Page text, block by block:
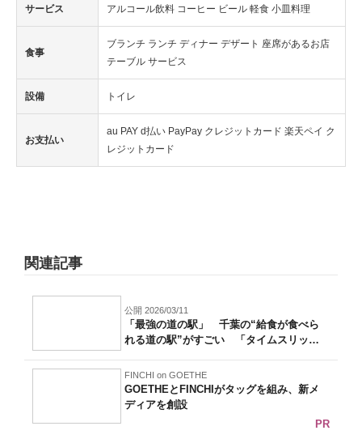
サービス アルコール飲料 コーヒー ビール 軽食 小皿料理
食事
ブランチ ランチ ディナー デザート 座席があるお店
テーブル サービス
設備 トイレ
お支払い
au PAY d払い PayPay クレジットカード 楽天ペイ ク
レジットカード
関連記事
公開 2026/03/11
「最強の道の駅」 千葉の“給食が食べら
れる道の駅”がすごい 「タイムスリップ
FINCHI on GOETHE
GOETHEとFINCHIがタッグを組み、新メ
ディアを創設
PR